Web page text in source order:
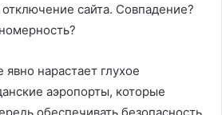
сайта. Совпадение?
нарастает глухое
аэропорты, которые